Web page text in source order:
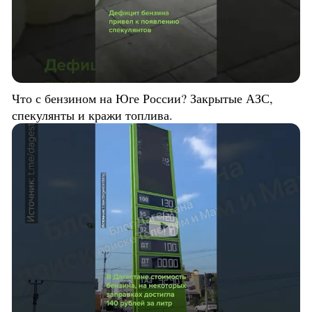
Что с бензином на Юге России? Закрытые АЗС,
спекулянты и кражи топлива.